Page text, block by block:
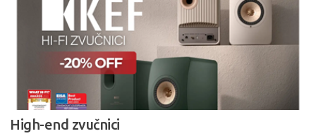
Pošalji nam upit za stručnu ugradnju u Zagrebu.